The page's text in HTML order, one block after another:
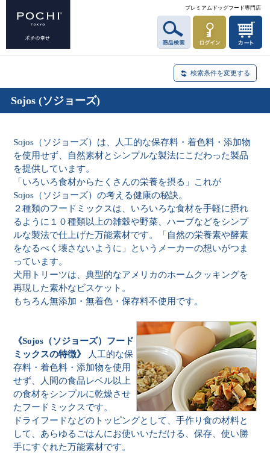
プレミアムドッグフード専門店
検索条件を変更する
Sojos (ソジョーズ)
Sojos（ソジョーズ）は、人工的な保存料・着色料・添加物
を使用せず、自然素材とシンプルな製法にこだわった製品
を提供しています。
「いろいろ食材からたくさんの栄養を摂る」これが
Sojos（ソジョーズ）の考える健康の秘訣。
２種類のフードミックスは、いろいろな食材を手軽に摂れ
るように１０種類以上の雑穀や野菜、ハーブなどをシンプ
ルな製法で仕上げた万能素材です。「自然の栄養素や酵素
をなるべく壊さないように」というメーカーの想いがつま
っています。
犬用トリーツは、典型的なアメリカのホームクッキングを
再現した素朴なビスケット。
もちろん無添加・無着色・保存料不使用です。
《Sojos（ソジョーズ）フード
ミックスの特徴》
人工的な保
存料・着色料・添加物を使用
せず、人間の食品レベル以上
の食材をシンプルに乾燥させ
たフードミックスです。
ドライフードなどのトッピングとして、手作り食の材料と
して、あらゆるごはんにお使いいただける、保存、使い勝
手にすぐれた万能素材です。